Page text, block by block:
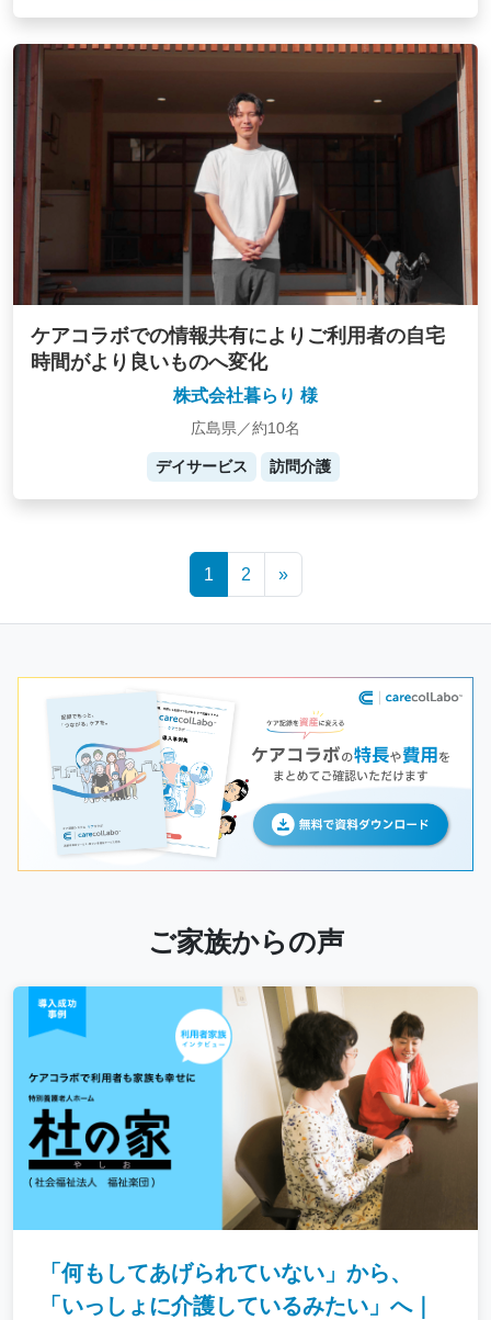
ケアコラボでの情報共有によりご利用者の自宅
時間がより良いものへ変化
株式会社暮らり 様
広島県／約10名
デイサービス 訪問介護
1 2 »
ご家族からの声
「何もしてあげられていない」から、
「いっしょに介護しているみたい」へ｜